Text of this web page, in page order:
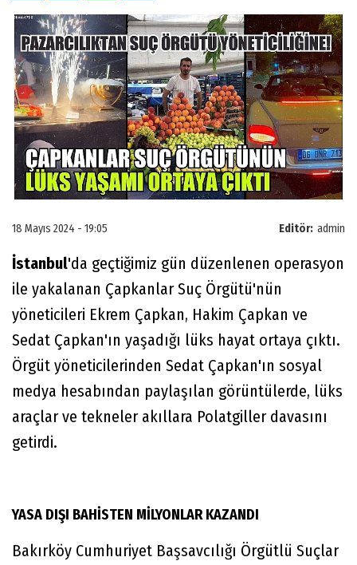
Editör: admin
18 Mayıs 2024 - 19:05
İstanbul'da geçtiğimiz gün düzenlenen operasyon
ile yakalanan Çapkanlar Suç Örgütü'nün
yöneticileri Ekrem Çapkan, Hakim Çapkan ve
Sedat Çapkan'ın yaşadığı lüks hayat ortaya çıktı.
Örgüt yöneticilerinden Sedat Çapkan'ın sosyal
medya hesabından paylaşılan görüntülerde, lüks
araçlar ve tekneler akıllara Polatgiller davasını
getirdi.
YASA DIŞI BAHİSTEN MİLYONLAR KAZANDI
Bakırköy Cumhuriyet Başsavcılığı Örgütlü Suçlar